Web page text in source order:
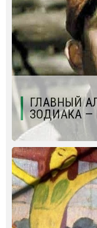
ГЛАВНЫЙ
ЗОДИАКА —